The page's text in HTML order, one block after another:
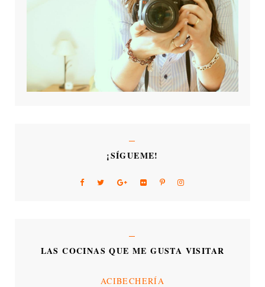
¡SÍGUEME!
LAS COCINAS QUE ME GUSTA VISITAR
ACIBECHERÍA